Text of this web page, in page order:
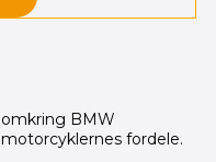
BMW
fordele.